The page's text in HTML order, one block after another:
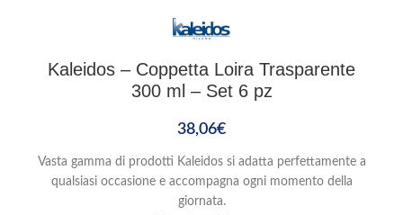
Kaleidos – Coppetta Loira Trasparente
300 ml – Set 6 pz
38,06€
Vasta gamma di prodotti Kaleidos si adatta perfettamente a
qualsiasi occasione e accompagna ogni momento della
giornata.